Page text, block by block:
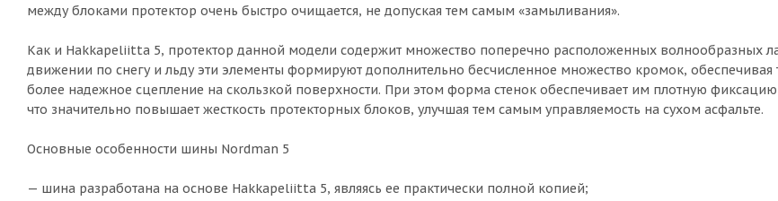
между блоками протектор очень быстро очищается, не допуская тем самым «замыливания».
Как и Hakkapeliitta 5, протектор данной модели содержит множество поперечно расположенных волнообразных
движении по снегу и льду эти элементы формируют дополнительно бесчисленное множество кромок,
более надежное сцепление на скользкой поверхности. При этом форма стенок обеспечивает им плотную
что значительно повышает жесткость протекторных блоков, улучшая тем самым управляемость на сухом асфальте.
Основные особенности шины Nordman 5
— шина разработана на основе Hakkapeliitta 5, являясь ее практически полной копией;